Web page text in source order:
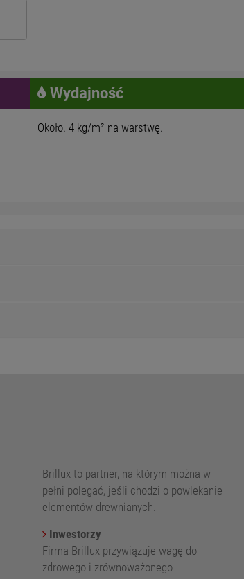
Wydajność
Około. 4 kg/m² na warstwę.
Brillux to partner, na którym można w
pełni polegać, jeśli chodzi o powlekanie
elementów drewnianych.
Inwestorzy
Firma Brillux przywiązuje wagę do
zdrowego i zrównoważonego